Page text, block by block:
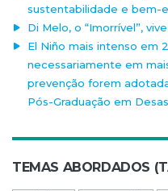
sustentabilidade e bem-
Di Melo, o “Imorrível”,
El Niño mais intenso em
necessariamente em
prevenção forem
Pós-Graduação em
TEMAS ABORDADOS